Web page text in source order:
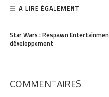
A LIRE ÉGALEMENT
Star Wars : Respawn
développement
COMMENTAIRES